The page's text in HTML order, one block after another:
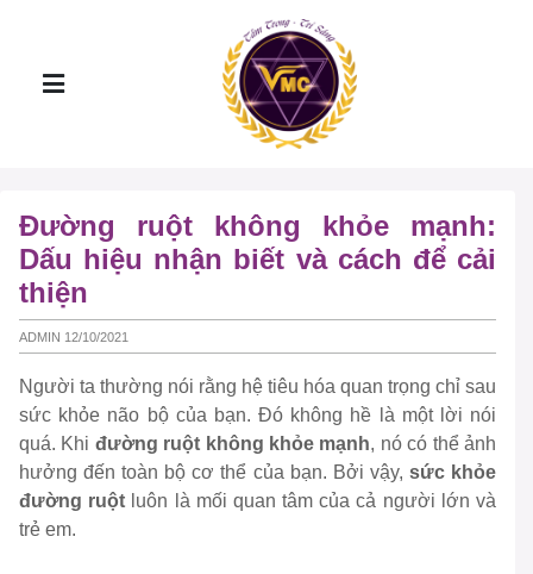
Đường ruột không khỏe mạnh:
Dấu hiệu nhận biết và cách để cải
thiện
ADMIN 12/10/2021
Người ta thường nói rằng hệ tiêu hóa quan trọng chỉ sau
sức khỏe não bộ của bạn. Đó không hề là một lời nói
quá. Khi đường ruột không khỏe mạnh, nó có thể ảnh
hưởng đến toàn bộ cơ thể của bạn. Bởi vậy, sức khỏe
đường ruột luôn là mối quan tâm của cả người lớn và
trẻ em.